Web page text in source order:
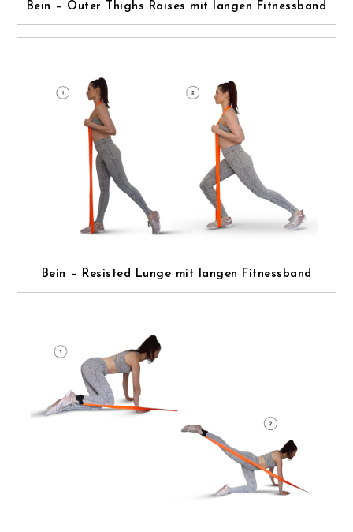
Bein – Outer Thighs Raises mit langen Fitnessband
Bein – Resisted Lunge mit langen Fitnessband